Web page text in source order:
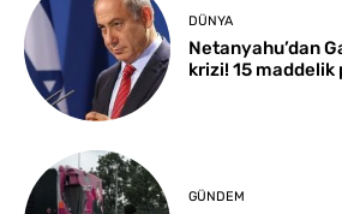
DÜNYA
Netanyahu’dan
krizi! 15 maddelik
GÜNDEM